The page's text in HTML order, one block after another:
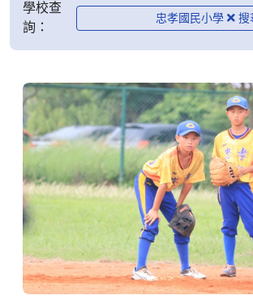
學校查
詢：
忠孝國民小學